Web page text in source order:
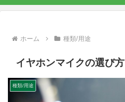
ホーム 種類/用途
イヤホンマイクの選び方
種類/用途